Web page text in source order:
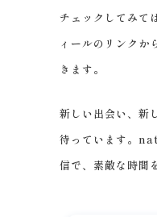
チェックしてみて
ィールのリンクか
きます。
新しい出会い、新
待っています。
信で、素敵な時間